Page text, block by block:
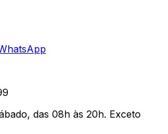
das 08h às 20h. Exceto